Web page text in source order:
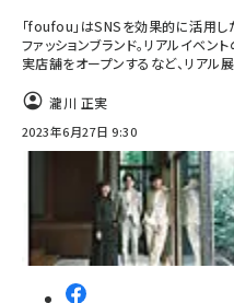
「foufou」はSNSを効果的に活用
ファッションブランド。リアルイベン
実店舗をオープンするなど、リアル
瀧川 正実
2023年6月27日 9:30